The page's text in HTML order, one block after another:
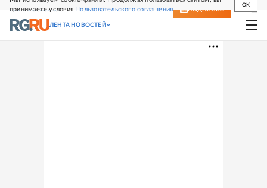
принимаете условия Пользовательского соглашения
OK
СВЕЖИЙ НОМЕР ПОДПИСКА
ЛЕНТА НОВОСТЕЙ